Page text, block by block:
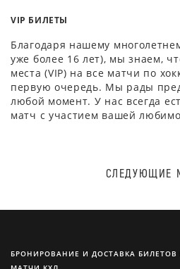
VIP БИЛЕТЫ
Благодаря нашему
уже более 16 лет), мы знаем,
места (VIP) на все матчи по
первую очередь. Мы рады
любой момент. У нас всегда
матч с участием вашей
СЛЕДУЮЩИЕ
БРОНИРОВАНИЕ И ДОСТАВКА БИЛЕТОВ